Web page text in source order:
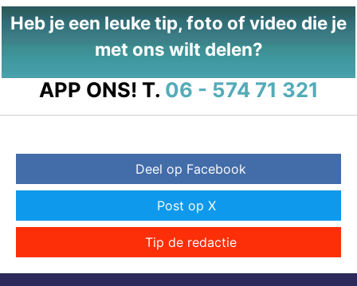
Heb je een leuke tip, foto of video die je
met ons wilt delen?
APP ONS! T. 06 - 574 71 321
Deel op Facebook
Post op X
Tip de redactie